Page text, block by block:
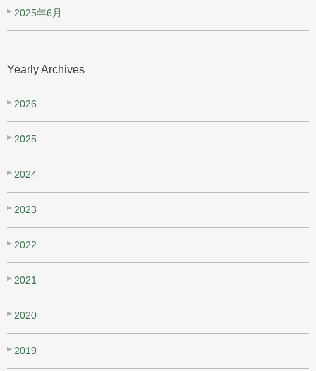
2025年6月
Yearly Archives
2026
2025
2024
2023
2022
2021
2020
2019